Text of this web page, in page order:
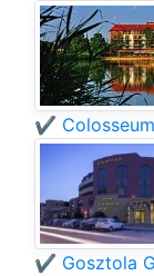
✔️
✔️ Gosztola